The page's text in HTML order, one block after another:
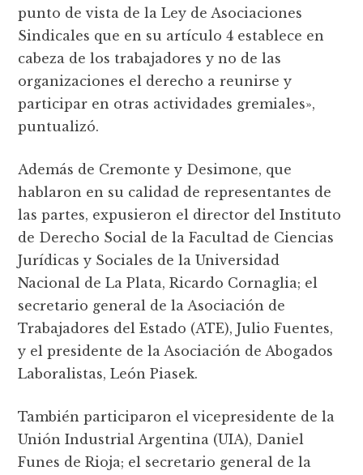
punto de vista de la Ley de Asociaciones
Sindicales que en su artículo 4 establece en
cabeza de los trabajadores y no de las
organizaciones el derecho a reunirse y
participar en otras actividades gremiales»,
puntualizó.
Además de Cremonte y Desimone, que
hablaron en su calidad de representantes de
las partes, expusieron el director del Instituto
de Derecho Social de la Facultad de Ciencias
Jurídicas y Sociales de la Universidad
Nacional de La Plata, Ricardo Cornaglia; el
secretario general de la Asociación de
Trabajadores del Estado (ATE), Julio Fuentes,
y el presidente de la Asociación de Abogados
Laboralistas, León Piasek.
También participaron el vicepresidente de la
Unión Industrial Argentina (UIA), Daniel
Funes de Rioja; el secretario general de la